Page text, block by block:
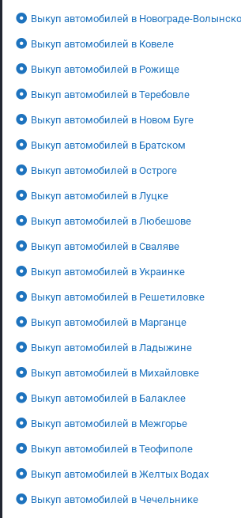
Выкуп автомобилей в Новограде-
Выкуп автомобилей в Ковеле
Выкуп автомобилей в Рожище
Выкуп автомобилей в Теребовле
Выкуп автомобилей в Новом Буге
Выкуп автомобилей в Братском
Выкуп автомобилей в Остроге
Выкуп автомобилей в Луцке
Выкуп автомобилей в Любешове
Выкуп автомобилей в Сваляве
Выкуп автомобилей в Украинке
Выкуп автомобилей в Решетиловке
Выкуп автомобилей в Марганце
Выкуп автомобилей в Ладыжине
Выкуп автомобилей в Михайловке
Выкуп автомобилей в Балаклее
Выкуп автомобилей в Межгорье
Выкуп автомобилей в Теофиполе
Выкуп автомобилей в Желтых Водах
Выкуп автомобилей в Чечельнике